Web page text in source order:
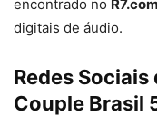
encontrado no R7.com
digitais de áudio.
Redes
Couple Brasil